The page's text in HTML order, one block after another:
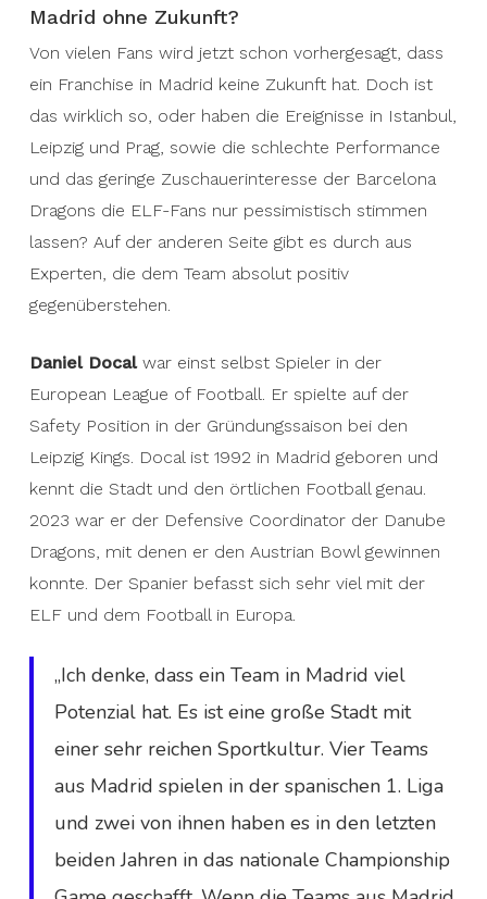
Madrid ohne Zukunft?
Von vielen Fans wird jetzt schon vorhergesagt, dass
ein Franchise in Madrid keine Zukunft hat. Doch ist
das wirklich so, oder haben die Ereignisse in Istanbul,
Leipzig und Prag, sowie die schlechte Performance
und das geringe Zuschauerinteresse der Barcelona
Dragons die ELF-Fans nur pessimistisch stimmen
lassen? Auf der anderen Seite gibt es durch aus
Experten, die dem Team absolut positiv
gegenüberstehen.
Daniel Docalwar einst selbst Spieler in der
European League of Football. Er spielte auf der
Safety Position in der Gründungssaison bei den
Leipzig Kings. Docal ist 1992 in Madrid geboren und
kennt die Stadt und den örtlichen Football genau.
2023 war er der Defensive Coordinator der Danube
Dragons, mit denen er den Austrian Bowl gewinnen
konnte. Der Spanier befasst sich sehr viel mit der
ELF und dem Football in Europa.
„Ich denke, dass ein Team in Madrid viel
Potenzial hat. Es ist eine große Stadt mit
einer sehr reichen Sportkultur. Vier Teams
aus Madrid spielen in der spanischen 1. Liga
und zwei von ihnen haben es in den letzten
beiden Jahren in das nationale Championship